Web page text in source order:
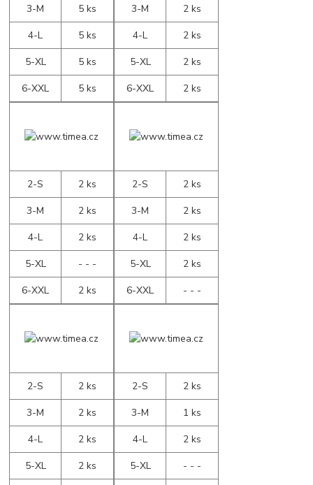
3-M
5 ks
4-L
5 ks
5-XL
5 ks
6-XXL
5 ks
3-M
2 ks
4-L
2 ks
5-XL
2 ks
6-XXL
2 ks
2-S
2 ks
3-M
2 ks
4-L
2 ks
5-XL
- - -
6-XXL
2 ks
2-S
2 ks
3-M
2 ks
4-L
2 ks
5-XL
2 ks
6-XXL
- - -
2-S
2 ks
3-M
2 ks
4-L
2 ks
5-XL
2 ks
2-S
2 ks
3-M
1 ks
4-L
2 ks
5-XL
- - -